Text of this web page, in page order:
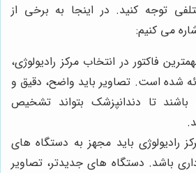
توجه کنید. در اینجا به برخی از
می کنیم:
فاکتور در انتخاب مرکز رادیولوژی،
شده است. تصاویر باید واضح، دقیق و
باشند تا دندانپزشک بتواند تشخیص
رادیولوژی باید مجهز به دستگاه های
باشد. دستگاه های جدیدتر، تصاویر